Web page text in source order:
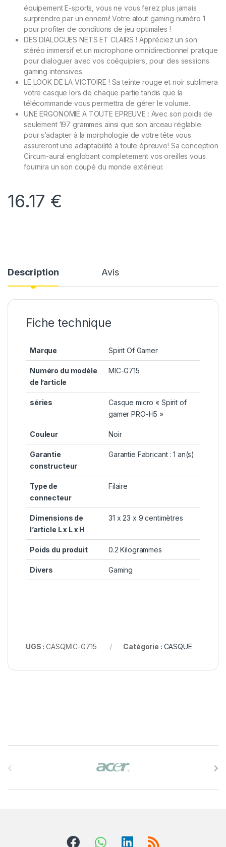
équipement E-sports, vous ne vous ferez plus jamais
surprendre par un ennemi! Votre atout gaming numéro 1
pour profiter de conditions de jeu optimales !
DES DIALOGUES NETS ET CLAIRS ! Appréciez un son
stéréo immersif et un microphone omnidirectionnel pratique
pour dialoguer avec vos coéquipiers, pour des sessions
gaming intensives.
LE LOOK DE LA VICTOIRE ! Sa teinte rouge et noir sublimera
votre casque lors de chaque partie tandis que la
télécommande vous permettra de gérer le volume.
UNE ERGONOMIE A TOUTE EPREUVE : Avec son poids de
seulement 197 grammes ainsi que son arceau réglable
pour s’adapter à la morphologie de votre tête vous
assureront une adaptabilité à toute épreuve! Sa conception
Circum-aural englobant completement vos oreilles vous
fournira un son coupé du monde extérieur.
16.17 €
Description Avis
Fiche technique
Marque Spirit Of Gamer
Numéro du modèle
de l’article
MIC-G715
séries
Casque micro « Spirit of
gamer PRO-H5 »
Couleur Noir
Garantie
constructeur
Garantie Fabricant : 1 an(s)
Type de
connecteur
Filaire
Dimensions de
l’article L x L x H
31 x 23 x 9 centimètres
Poids du produit 0.2 Kilogrammes
Divers Gaming
UGS :CASQMIC-G715 Catégorie : CASQUE